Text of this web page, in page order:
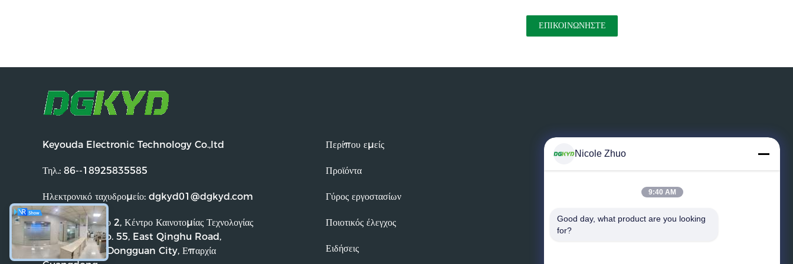
Keyouda Electronic Technology Co.,ltd
Τηλ.: 86--18925835585
Ηλεκτρονικό ταχυδρομείο: dgkyd01@dgkyd.com
Διεύθυνση:Κτίριο 2, Κέντρο Καινοτομίας Τεχνολογίας
Lihe Zijing, No. 55, East Qinghu Road,
Qingxi Town, Dongguan City, Επαρχία
Περίπου εμείς
Προϊόντα
Γύρος εργοστασίων
Ποιοτικός έλεγχος
Ειδήσεις
Αφήστε ένα μήνυμα
Nicole Zhuo
9:40 AM
Good day, what product are you looking
for?